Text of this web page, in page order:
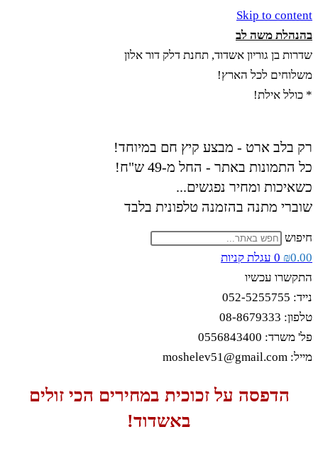
Skip to content
בהנהלת משה לב
שדרות בן גוריון אשדוד, תחנת דלק דור אלון
משלוחים לכל הארץ!
* כולל אילת!
רק בלב ארט - מבצע קיץ חם במיוחד!
כל התמונות באתר - החל מ-49 ש"ח!
כשאיכות ומחיר נפגשים...
שוברי מתנה בהזמנה טלפונית בלבד
חיפוש
₪0.00
0 עגלת קניות
התקשרו עכשיו
נייד: 052-5255755
טלפון: 08-8679333
פל' משרד: 0556843400
מייל: moshelev51@gmail.com
הדפסה על זכוכית במחירים הכי זולים
באשדוד!